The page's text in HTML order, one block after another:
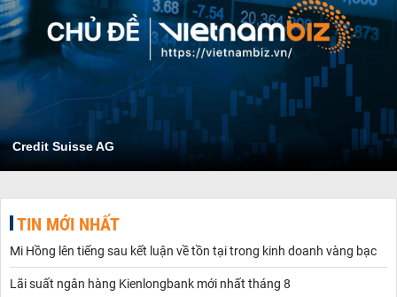
Credit Suisse AG
TIN MỚI NHẤT
Mi Hồng lên tiếng sau kết luận về tồn tại trong kinh doanh vàng bạc
Lãi suất ngân hàng Kienlongbank mới nhất tháng 8